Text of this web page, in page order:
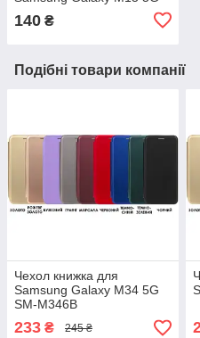
140 ₴
Подібні товари компанії
Чехол книжка для
Samsung Galaxy M34 5G
SM-M346B
233 ₴ 245 ₴